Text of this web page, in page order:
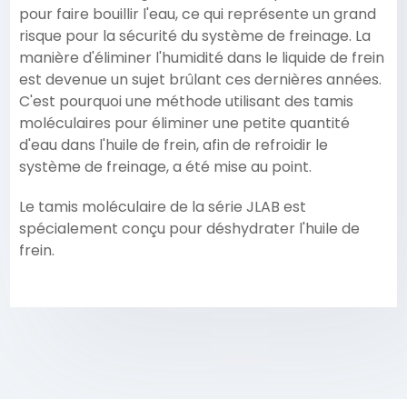
pour faire bouillir l'eau, ce qui représente un grand
risque pour la sécurité du système de freinage. La
manière d'éliminer l'humidité dans le liquide de frein
est devenue un sujet brûlant ces dernières années.
C'est pourquoi une méthode utilisant des tamis
moléculaires pour éliminer une petite quantité
d'eau dans l'huile de frein, afin de refroidir le
système de freinage, a été mise au point.
Le tamis moléculaire de la série JLAB est
spécialement conçu pour déshydrater l'huile de
frein.